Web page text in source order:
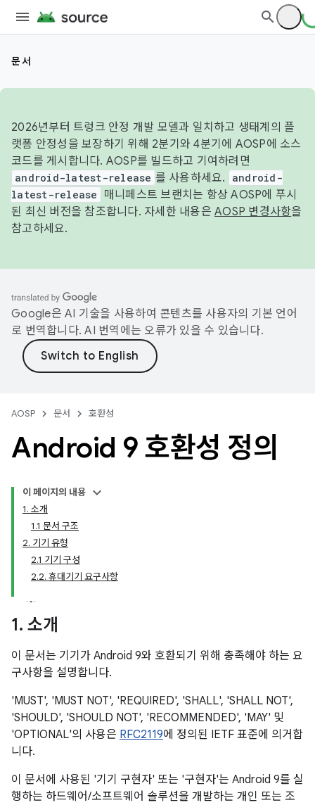
문서
2026년부터 트렁크 안정 개발 모델과 일치하고 생태계의 플
랫폼 안정성을 보장하기 위해 2분기와 4분기에 AOSP에 소스
코드를 게시합니다. AOSP를 빌드하고 기여하려면
android-latest-release 를 사용하세요.
android-
latest-release
매니페스트 브랜치는 항상 AOSP에 푸시
된 최신 버전을 참조합니다. 자세한 내용은 AOSP 변경사항을
참고하세요.
Google은 AI 기술을 사용하여 콘텐츠를 사용자의 기본 언어
로 번역합니다. AI 번역에는 오류가 있을 수 있습니다.
AOSP 문서 호환성
Android 9 호환성 정의
이 페이지의 내용
1. 소개
1.1 문서 구조
2. 기기 유형
2.1 기기 구성
2.2. 휴대기기 요구사항
1. 소개
이 문서는 기기가 Android 9와 호환되기 위해 충족해야 하는 요
구사항을 설명합니다.
'MUST', 'MUST NOT', 'REQUIRED', 'SHALL', 'SHALL NOT',
'SHOULD', 'SHOULD NOT', 'RECOMMENDED', 'MAY' 및
'OPTIONAL'의 사용은 RFC2119에 정의된 IETF 표준에 의거합
니다.
이 문서에 사용된 '기기 구현자' 또는 '구현자'는 Android 9를 실
행하는 하드웨어/소프트웨어 솔루션을 개발하는 개인 또는 조